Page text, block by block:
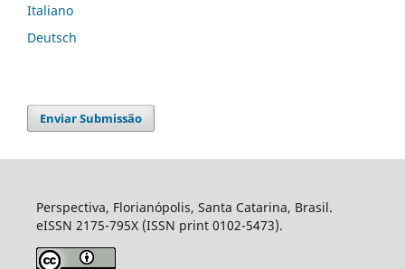
Italiano
Deutsch
Enviar Submissão
Perspectiva, Florianópolis, Santa Catarina, Brasil.
eISSN 2175-795X (ISSN print 0102-5473).